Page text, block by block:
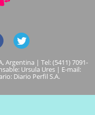
Argentina | Tel: (5411) 7091-
Ursula Ures | E-mail:
Diario Perfil S.A.